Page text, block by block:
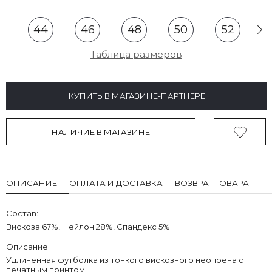
44 46 48 50 52
Таблица размеров
КУПИТЬ В МАГАЗИНЕ-ПАРТНЕРЕ
НАЛИЧИЕ В МАГАЗИНЕ
ОПИСАНИЕ ОПЛАТА И ДОСТАВКА ВОЗВРАТ ТОВАРА
Состав:
Вискоза 67%, Нейлон 28%, Спандекс 5%
Описание:
Удлиненная футболка из тонкого вискозного неопрена с
печатным принтом.